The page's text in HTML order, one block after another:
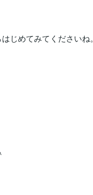
じめてみてくださいね。